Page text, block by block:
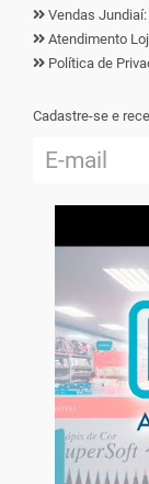
Vendas
Atendimento
Política de
Cadastre-se e